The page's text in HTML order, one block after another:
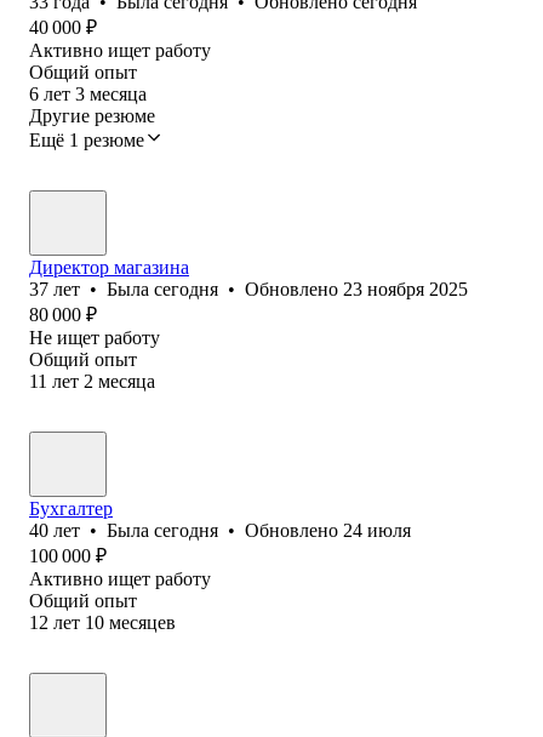
40 000 ₽
Активно ищет работу
Общий опыт
6 лет 3 месяца
Другие резюме
Ещё 1 резюме
Директор магазина
37 лет • Была сегодня • Обновлено 23 ноября 2025
80 000 ₽
Не ищет работу
Общий опыт
11 лет 2 месяца
Бухгалтер
40 лет • Была сегодня • Обновлено 24 июля
100 000 ₽
Активно ищет работу
Общий опыт
12 лет 10 месяцев